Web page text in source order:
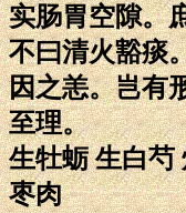
实肠胃空隙。
不曰清火豁痰
因之恙。岂有
至理。
生牡蛎 生白芍
枣肉